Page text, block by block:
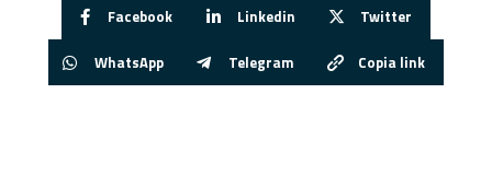
Facebook Linkedin Twitter
WhatsApp Telegram Copia link